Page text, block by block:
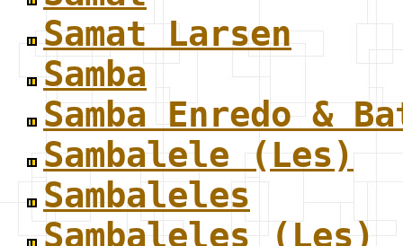
Samat Larsen
Samba
Samba Enredo &
Sambalele (Les)
Sambaleles
Sambaleles (Les)